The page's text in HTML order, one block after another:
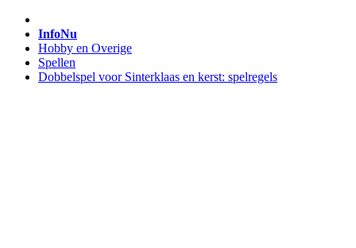
InfoNu
Hobby en Overige
Spellen
Dobbelspel voor Sinterklaas en kerst: spelregels